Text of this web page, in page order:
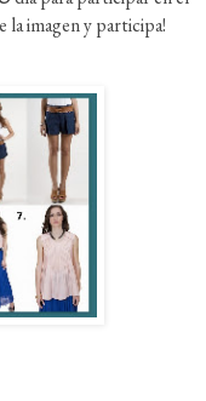
la imagen y participa!